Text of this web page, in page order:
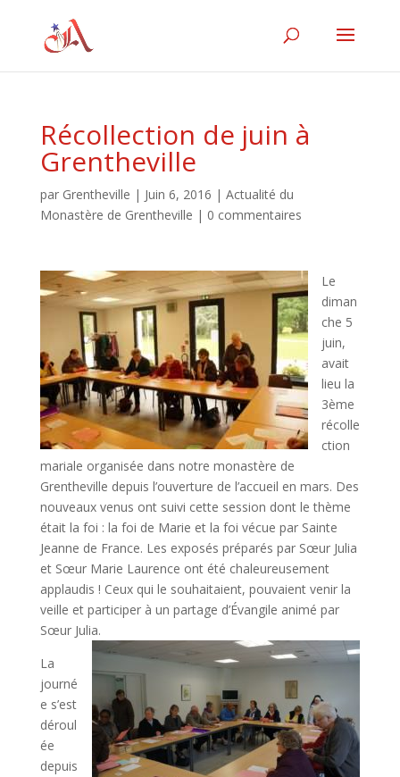
Récollection de juin à
Grentheville
par Grentheville | Juin 6, 2016 | Actualité du
Monastère de Grentheville | 0 commentaires
Le
diman
che 5
juin,
avait
lieu la
3ème
récolle
ction
mariale organisée dans notre monastère de
Grentheville depuis l’ouverture de l’accueil en mars. Des
nouveaux venus ont suivi cette session dont le thème
était la foi : la foi de Marie et la foi vécue par Sainte
Jeanne de France. Les exposés préparés par Sœur Julia
et Sœur Marie Laurence ont été chaleureusement
applaudis ! Ceux qui le souhaitaient, pouvaient venir la
veille et participer à un partage d’Évangile animé par
Sœur Julia.
La
journé
e s’est
déroul
ée
depuis